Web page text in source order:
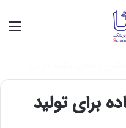
برای تولید